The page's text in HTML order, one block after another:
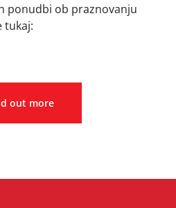
ponudbi ob praznovanju
tukaj:
out more